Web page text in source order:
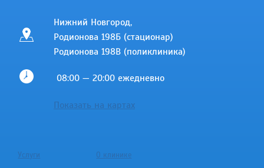
Нижний Новгород,
Родионова 198Б (стационар)
Родионова 198В (поликлиника)
08:00 — 20:00 ежедневно
Показать на картах
Услуги
О клинике